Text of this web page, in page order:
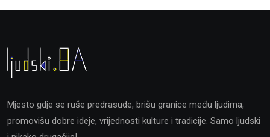
Mjesto gdje se ruše predrasude, brišu granice među ljudima,
promovišu dobre ideje, vrijednosti kulture i tradicije. Samo ljudski